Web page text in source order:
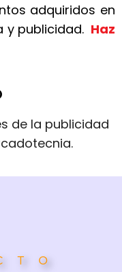
adquiridos en
y publicidad. Haz
de la publicidad
T O